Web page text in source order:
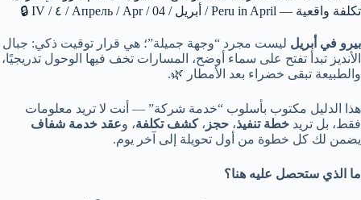
تكلفة واقعية — Peru in April / أبريل / Апрель / Apr / 04 / ٤ / IV 🔒
بيرو في أبريل ليست مجرد “وجهة جميلة”؛ هي قرار توقيت ذكي: جبال
الأنديز تبدأ تفتح على سماء أوضح، المسارات تخف فيها الوحول تدريجيًا،
والطبيعة تبقى خضراء بعد الأمطار 🌿.
هذا الدليل مكتوب بأسلوب “خدمة شركة” — أنت لا تريد معلومات
فقط، بل تريد خطة تنفيذ، حجز ،كشف تكلفة، وعقد خدمة شفاف
يضمن لك كل خطوة من أول تحويلة إلى آخر يوم.
ما الذي ستحصل عليه هنا؟